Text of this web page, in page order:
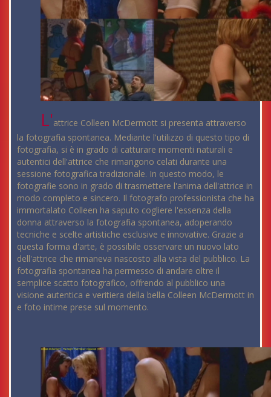
L'attrice Colleen McDermott si presenta attraverso
la fotografia spontanea. Mediante l'utilizzo di questo tipo di
fotografia, si è in grado di catturare momenti naturali e
autentici dell'attrice che rimangono celati durante una
sessione fotografica tradizionale. In questo modo, le
fotografie sono in grado di trasmettere l'anima dell'attrice in
modo completo e sincero. Il fotografo professionista che ha
immortalato Colleen ha saputo cogliere l'essenza della
donna attraverso la fotografia spontanea, adoperando
tecniche e scelte artistiche esclusive e innovative. Grazie a
questa forma d'arte, è possibile osservare un nuovo lato
dell'attrice che rimaneva nascosto alla vista del pubblico. La
fotografia spontanea ha permesso di andare oltre il
semplice scatto fotografico, offrendo al pubblico una
visione autentica e veritiera della bella Colleen McDermott in
e foto intime prese sul momento.